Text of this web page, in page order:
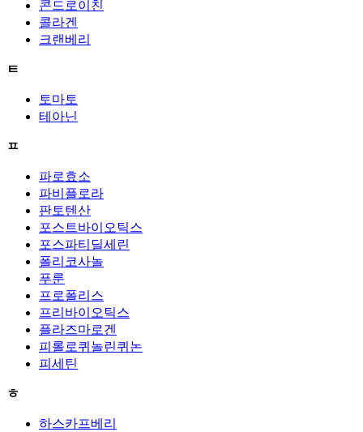
콘드로이친
콜라겐
크랜베리
ㅌ
토마토
테아닌
ㅍ
파로효소
파비플로라
판토텐산
포스트바이오틱스
포스파티딜세린
폴리코사놀
푸룬
프로폴리스
프리바이오틱스
플라즈마로겐
피롤로퀴놀린퀴논
피세틴
ㅎ
하스카프베리